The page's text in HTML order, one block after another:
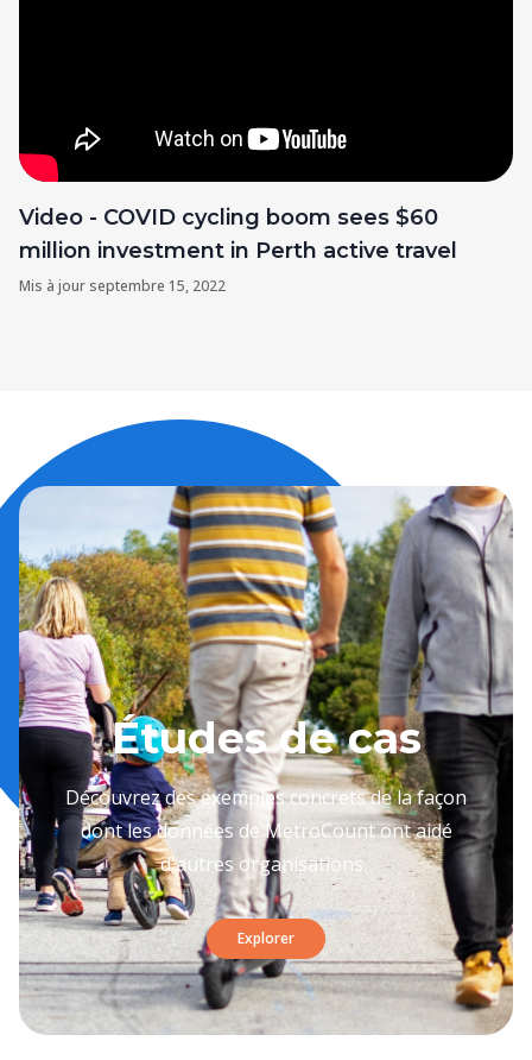
Video - COVID cycling boom sees $60
million investment in Perth active travel
Mis à jour septembre 15, 2022
Études de cas
Découvrez des exemples concrets de la façon
dont les données de MetroCount ont aidé
d'autres organisations.
Explorer